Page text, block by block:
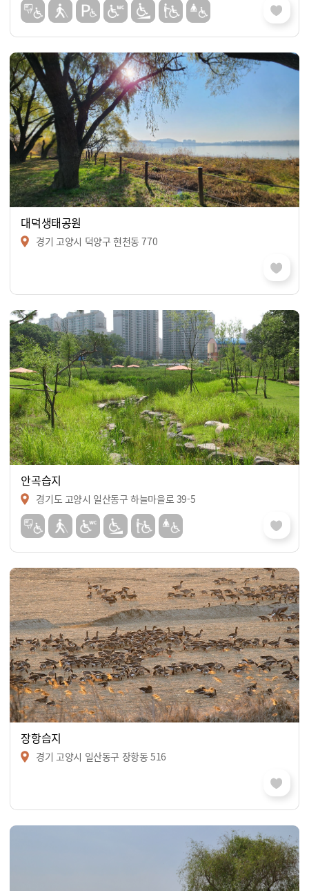
대덕생태공원
경기 고양시 덕양구 현천동 770
안곡습지
경기도 고양시 일산동구 하늘마을로 39-5
장항습지
경기 고양시 일산동구 장항동 516